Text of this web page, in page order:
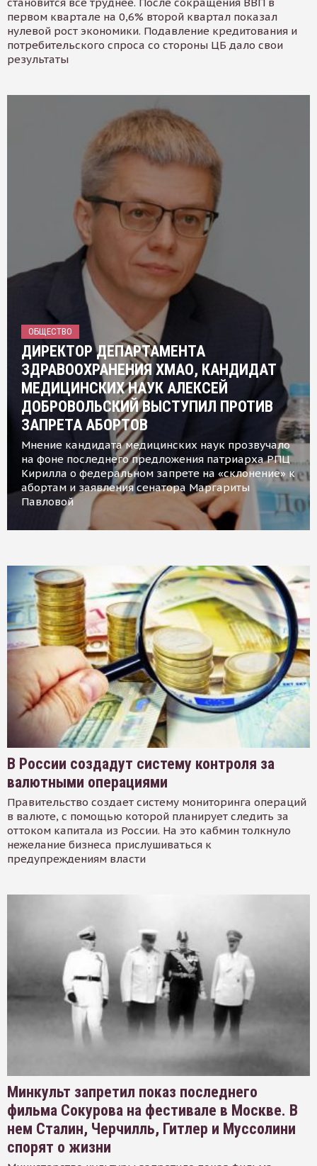
становится все труднее. После сокращения ВВП в
первом квартале на 0,6% второй квартал показал
нулевой рост экономики. Подавление кредитования и
потребительского спроса со стороны ЦБ дало свои
результаты
ОБЩЕСТВО
ДИРЕКТОР ДЕПАРТАМЕНТА
ЗДРАВООХРАНЕНИЯ ХМАО, КАНДИДАТ
МЕДИЦИНСКИХ НАУК АЛЕКСЕЙ
ДОБРОВОЛЬСКИЙ ВЫСТУПИЛ ПРОТИВ
ЗАПРЕТА АБОРТОВ
Мнение кандидата медицинских наук прозвучало
на фоне последнего предложения патриарха РПЦ
Кирилла о федеральном запрете на «склонение» к
абортам и заявления сенатора Маргариты
Павловой
В России создадут систему контроля за
валютными операциями
Правительство создает систему мониторинга операций
в валюте, с помощью которой планирует следить за
оттоком капитала из России. На это кабмин толкнуло
нежелание бизнеса прислушиваться к
предупреждениям власти
Минкульт запретил показ последнего
фильма Сокурова на фестивале в Москве. В
нем Сталин, Черчилль, Гитлер и Муссолини
спорят о жизни